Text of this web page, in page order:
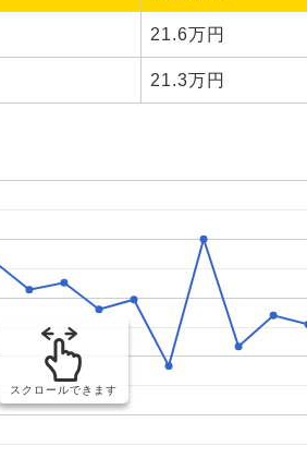
21.6万円
21.3万円
スクロールできます